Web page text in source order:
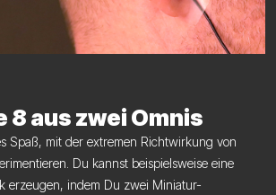
8 aus zwei Omnis
Spaß, mit der extremen Richtwirkung von
Du kannst beispielsweise eine
erzeugen, indem Du zwei Miniatur-